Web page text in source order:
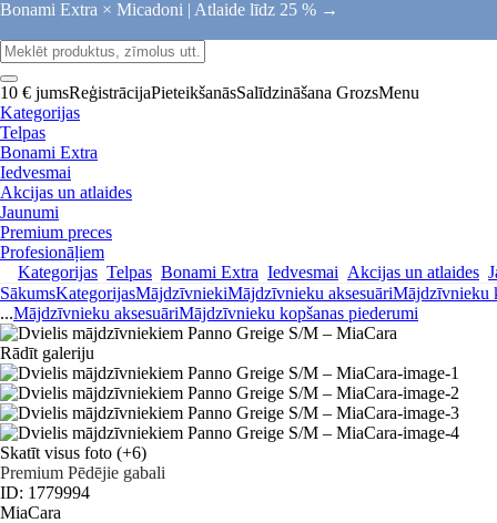
Bonami Extra × Micadoni | Atlaide līdz 25 % →
10 € jumsReģistrācijaPieteikšanāsSalīdzināšana GrozsMenu
Kategorijas
Telpas
Bonami Extra
Iedvesmai
Akcijas un atlaides
Jaunumi
Premium preces
Profesionāļiem
Kategorijas Telpas Bonami Extra Iedvesmai Akcijas un atlaides
SākumsKategorijasMājdzīvniekiMājdzīvnieku aksesuāriMājdzīvnieku
...Mājdzīvnieku aksesuāriMājdzīvnieku kopšanas piederumi
Rādīt galeriju
Skatīt visus foto (+6)
Premium Pēdējie gabali
ID: 1779994
MiaCara